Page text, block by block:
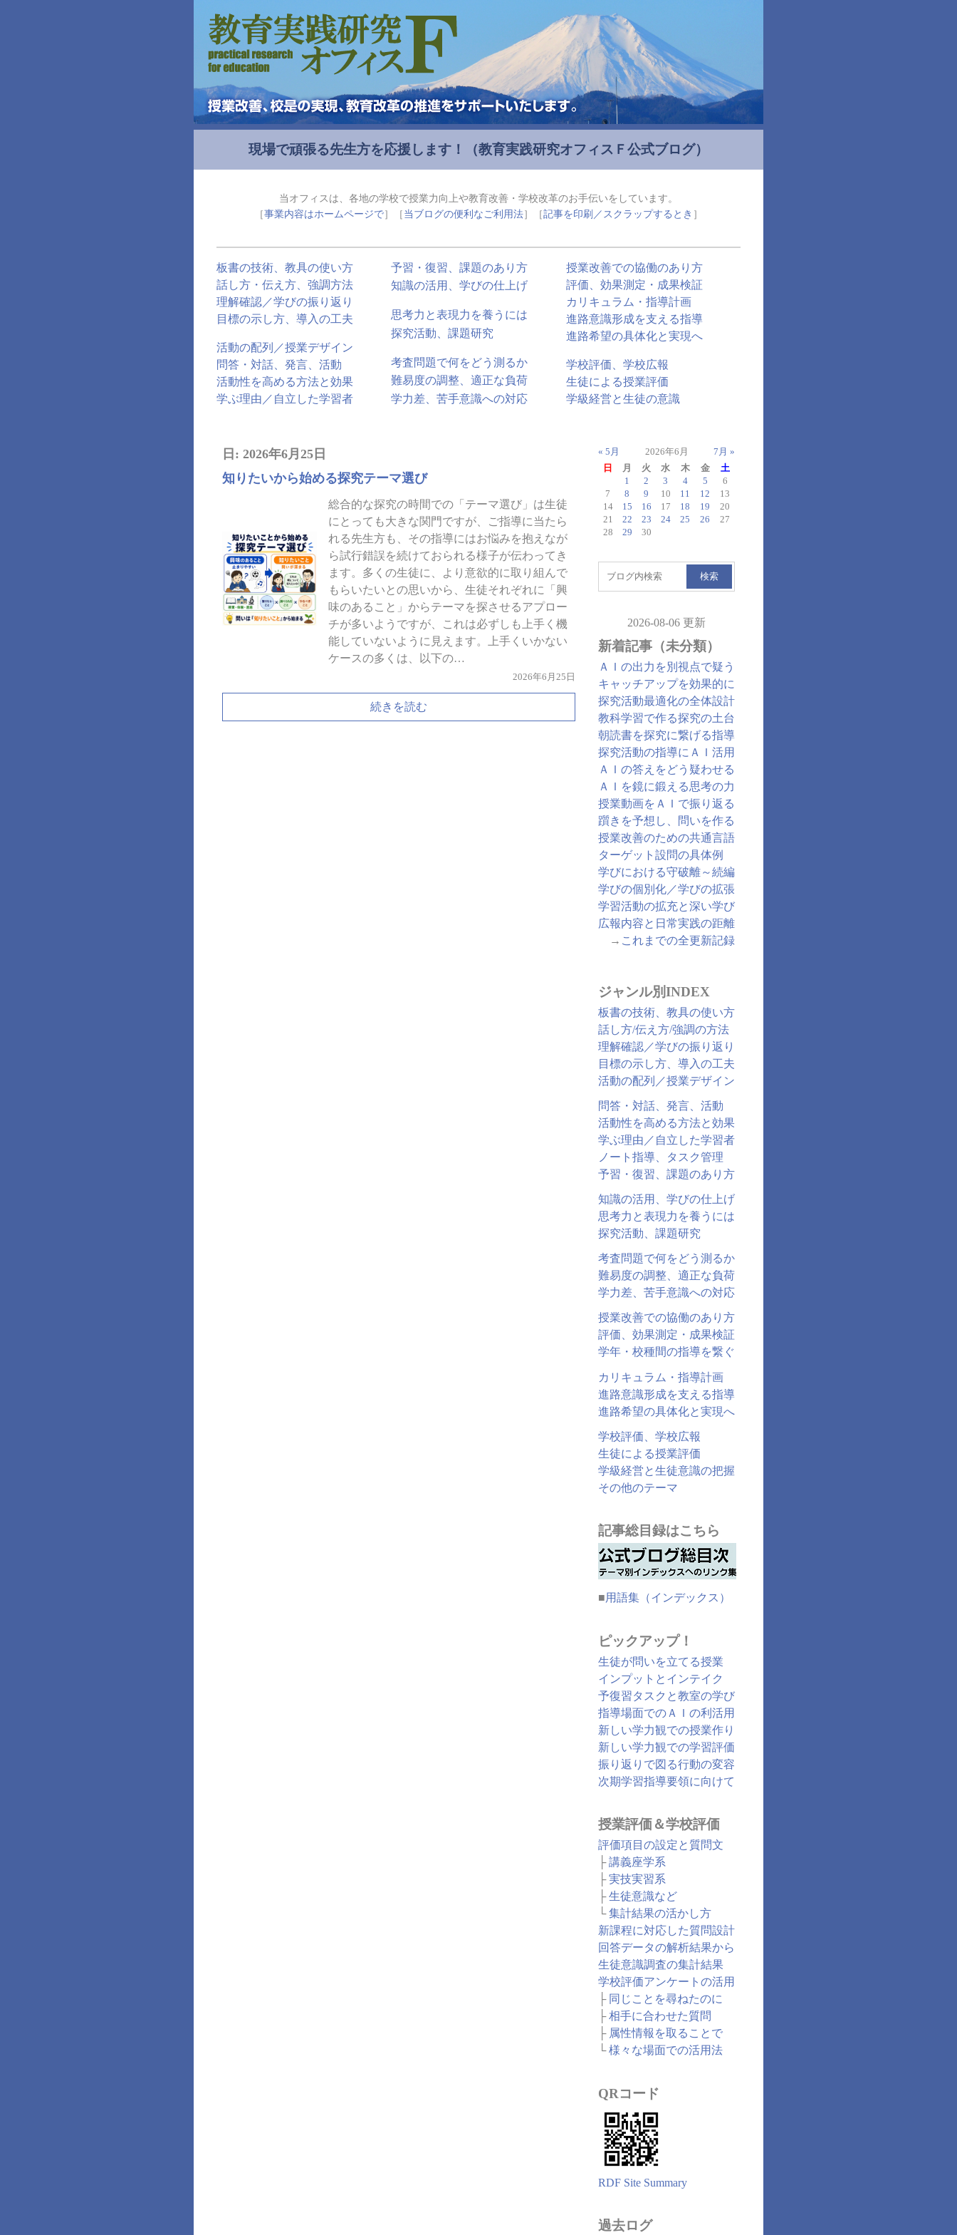
現場で頑張る先生方を応援します！ （教育実践研究オフィスＦ公式ブログ）
当オフィスは、各地の学校で授業力向上や教育改善・学校改革のお手伝いをしています。
［事業内容はホームページで］［当ブログの便利なご利用法］［記事を印刷／スクラップするとき ］
板書の技術、教具の使い方
話し方・伝え方、強調方法
理解確認／学びの振り返り
目標の示し方、導入の工夫
活動の配列／授業デザイン
問答・対話、発言、活動
活動性を高める方法と効果
学ぶ理由／自立した学習者
予習・復習、課題のあり方
知識の活用、学びの仕上げ
思考力と表現力を養うには
探究活動、課題研究
考査問題で何をどう測るか
難易度の調整、適正な負荷
学力差、苦手意識への対応
授業改善での協働のあり方
評価、効果測定・成果検証
カリキュラム・指導計画
進路意識形成を支える指導
進路希望の具体化と実現へ
学校評価、学校広報
生徒による授業評価
学級経営と生徒の意識
日: 2026年6月25日
知りたいから始める探究テーマ選び
総合的な探究の時間での「テーマ選び」は生徒
にとっても大きな関門ですが、ご指導に当たら
れる先生方も、その指導にはお悩みを抱えなが
ら試行錯誤を続けておられる様子が伝わってき
ます。多くの生徒に、より意欲的に取り組んで
もらいたいとの思いから、生徒それぞれに「興
味のあること」からテーマを探させるアプロー
チが多いようですが、これは必ずしも上手く機
能していないように見えます。上手くいかない
ケースの多くは、以下の…
2026年6月25日
続きを読む
2026年6月
日
月 火 水 木 金
土
1
2 3 4 5
6
7
8 9 10 11 12
13
14
15 16 17 18 19
20
21
22 23 24 25 26
27
28
29 30
« 5月 7月 »
検索
2026-08-06 更新
新着記事（未分類）
ＡＩの出力を別視点で疑う
キャッチアップを効果的に
探究活動最適化の全体設計
教科学習で作る探究の土台
朝読書を探究に繋げる指導
探究活動の指導にＡＩ活用
ＡＩの答えをどう疑わせる
ＡＩを鏡に鍛える思考の力
授業動画をＡＩで振り返る
躓きを予想し、問いを作る
授業改善のための共通言語
ターゲット設問の具体例
学びにおける守破離～続編
学びの個別化／学びの拡張
学習活動の拡充と深い学び
広報内容と日常実践の距離
→ これまでの全更新記録
ジャンル別INDEX
板書の技術、教具の使い方
話し方/伝え方/強調の方法
理解確認／学びの振り返り
目標の示し方、導入の工夫
活動の配列／授業デザイン
問答・対話、発言、活動
活動性を高める方法と効果
学ぶ理由／自立した学習者
ノート指導、タスク管理
予習・復習、課題のあり方
知識の活用、学びの仕上げ
思考力と表現力を養うには
探究活動、課題研究
考査問題で何をどう測るか
難易度の調整、適正な負荷
学力差、苦手意識への対応
授業改善での協働のあり方
評価、効果測定・成果検証
学年・校種間の指導を繋ぐ
カリキュラム・指導計画
進路意識形成を支える指導
進路希望の具体化と実現へ
学校評価、学校広報
生徒による授業評価
学級経営と生徒意識の把握
その他のテーマ
記事総目録はこちら
■用語集（インデックス）
ピックアップ！
生徒が問いを立てる授業
インプットとインテイク
予復習タスクと教室の学び
指導場面でのＡＩの利活用
新しい学力観での授業作り
新しい学力観での学習評価
振り返りで図る行動の変容
次期学習指導要領に向けて
授業評価＆学校評価
評価項目の設定と質問文
├講義座学系
├実技実習系
├生徒意識など
└集計結果の活かし方
新課程に対応した質問設計
回答データの解析結果から
生徒意識調査の集計結果
学校評価アンケートの活用
├ 同じことを尋ねたのに
├相手に合わせた質問
├ 属性情報を取ることで
└様々な場面での活用法
QRコード
RDF Site Summary
過去ログ